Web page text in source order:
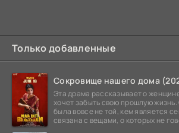
Только добавленные
Сокровище нашего дома
Эта драма рассказывает о
хочет забыть свою прошлую
была вовсе не той, кем является
связана с вещами, о которых не